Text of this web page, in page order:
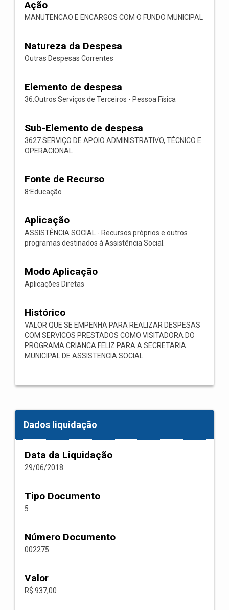
Ação
MANUTENCAO E ENCARGOS COM O FUNDO MUNICIPAL
Natureza da Despesa
Outras Despesas Correntes
Elemento de despesa
36:Outros Serviços de Terceiros - Pessoa Física
Sub-Elemento de despesa
3627:SERVIÇO DE APOIO ADMINISTRATIVO, TÉCNICO E
OPERACIONAL
Fonte de Recurso
8:Educação
Aplicação
ASSISTÊNCIA SOCIAL - Recursos próprios e outros
programas destinados à Assistência Social.
Modo Aplicação
Aplicações Diretas
Histórico
VALOR QUE SE EMPENHA PARA REALIZAR DESPESAS
COM SERVICOS PRESTADOS COMO VISITADORA DO
PROGRAMA CRIANCA FELIZ PARA A SECRETARIA
MUNICIPAL DE ASSISTENCIA SOCIAL.
Dados liquidação
Data da Liquidação
29/06/2018
Tipo Documento
5
Número Documento
002275
Valor
R$ 937,00